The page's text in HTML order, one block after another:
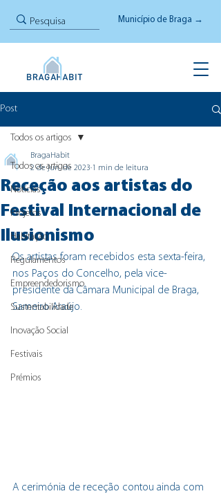
Município de Braga →
Post
Todos os artigos
Notícias
Projetos
Habitação
Regulamentos
Empreendedorismo
Sustentabilidade
Inovação Social
Festivais
Prémios
Todos os artigos
Receção aos artistas do
Festival Internacional de
Ilusionismo
BragaHabit
2 de jun. de 2023 1 min de leitura
Os artistas foram recebidos esta sexta-feira,
nos Paços do Concelho, pela vice-
presidente da Câmara Municipal de Braga,
Sameiro Araújo.
A cerimónia de receção contou ainda com